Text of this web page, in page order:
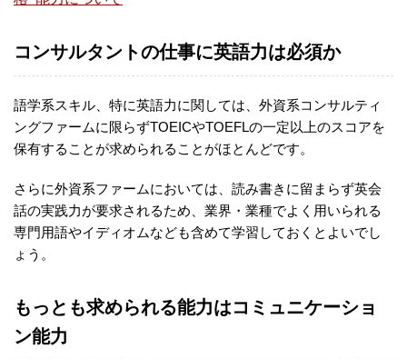
コンサルタントの仕事に英語力は必須か
語学系スキル、特に英語力に関しては、外資系コンサルティ
ングファームに限らずTOEICやTOEFLの一定以上のスコアを
保有することが求められることがほとんどです。
さらに外資系ファームにおいては、読み書きに留まらず英会
話の実践力が要求されるため、業界・業種でよく用いられる
専門用語やイディオムなども含めて学習しておくとよいでし
ょう。
もっとも求められる能力はコミュニケーショ
ン能力